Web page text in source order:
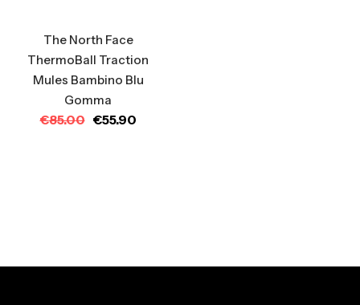
The North Face
ThermoBall Traction
Mules Bambino Blu
Gomma
€85.00 €55.90